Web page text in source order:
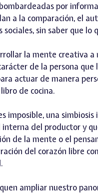
por
a la comparación, el
sin saber que
la mente creativa
de la persona que
actuar de manera
de cocina.
imposible, una
del productor y
de la mente o el
del corazón libre
ampliar nuestro